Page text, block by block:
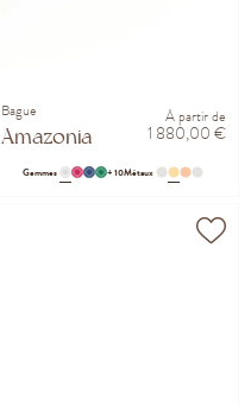
Bague
Amazonia
À partir de
1 880,00 €
Gemmes + 10Métaux